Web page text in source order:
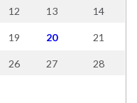
12 13 14
19 20 21
26 27 28